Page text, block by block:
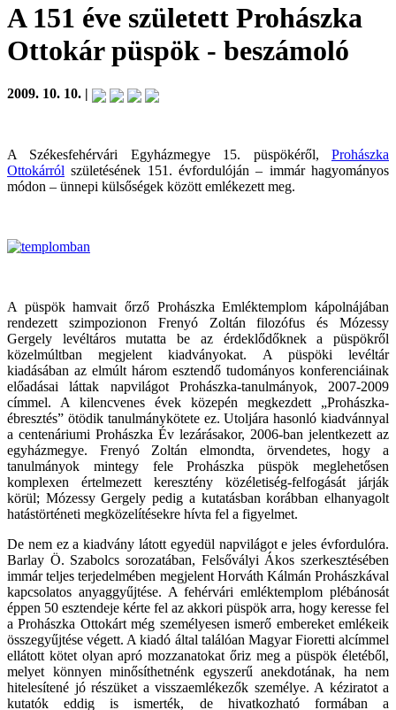
A 151 éve született Prohászka
Ottokár püspök - beszámoló
2009. 10. 10. |
A Székesfehérvári Egyházmegye 15. püspökéről, Prohászka
Ottokárról születésének 151. évfordulóján – immár hagyományos
módon – ünnepi külsőségek között emlékezett meg.
A püspök hamvait őrző Prohászka Emléktemplom kápolnájában
rendezett szimpozionon Frenyó Zoltán filozófus és Mózessy
Gergely levéltáros mutatta be az érdeklődőknek a püspökről
közelmúltban megjelent kiadványokat. A püspöki levéltár
kiadásában az elmúlt három esztendő tudományos konferenciáinak
előadásai láttak napvilágot Prohászka-tanulmányok, 2007-2009
címmel. A kilencvenes évek közepén megkezdett „Prohászka-
ébresztés” ötödik tanulmánykötete ez. Utoljára hasonló kiadvánnyal
a centenáriumi Prohászka Év lezárásakor, 2006-ban jelentkezett az
egyházmegye. Frenyó Zoltán elmondta, örvendetes, hogy a
tanulmányok mintegy fele Prohászka püspök meglehetősen
komplexen értelmezett keresztény közéletiség-felfogását járják
körül; Mózessy Gergely pedig a kutatásban korábban elhanyagolt
hatástörténeti megközelítésekre hívta fel a figyelmet.
De nem ez a kiadvány látott egyedül napvilágot e jeles évfordulóra.
Barlay Ö. Szabolcs sorozatában, Felsővályi Ákos szerkesztésében
immár teljes terjedelmében megjelent Horváth Kálmán Prohászkával
kapcsolatos anyaggyűjtése. A fehérvári emléktemplom plébánosát
éppen 50 esztendeje kérte fel az akkori püspök arra, hogy keresse fel
a Prohászka Ottokárt még személyesen ismerő embereket emlékeik
összegyűjtése végett. A kiadó által találóan Magyar Fioretti alcímmel
ellátott kötet olyan apró mozzanatokat őriz meg a püspök életéből,
melyet könnyen minősíthetnénk egyszerű anekdotának, ha nem
hitelesítené jó részüket a visszaemlékezők személye. A kéziratot a
kutatók eddig is ismerték, de hivatkozható formában a